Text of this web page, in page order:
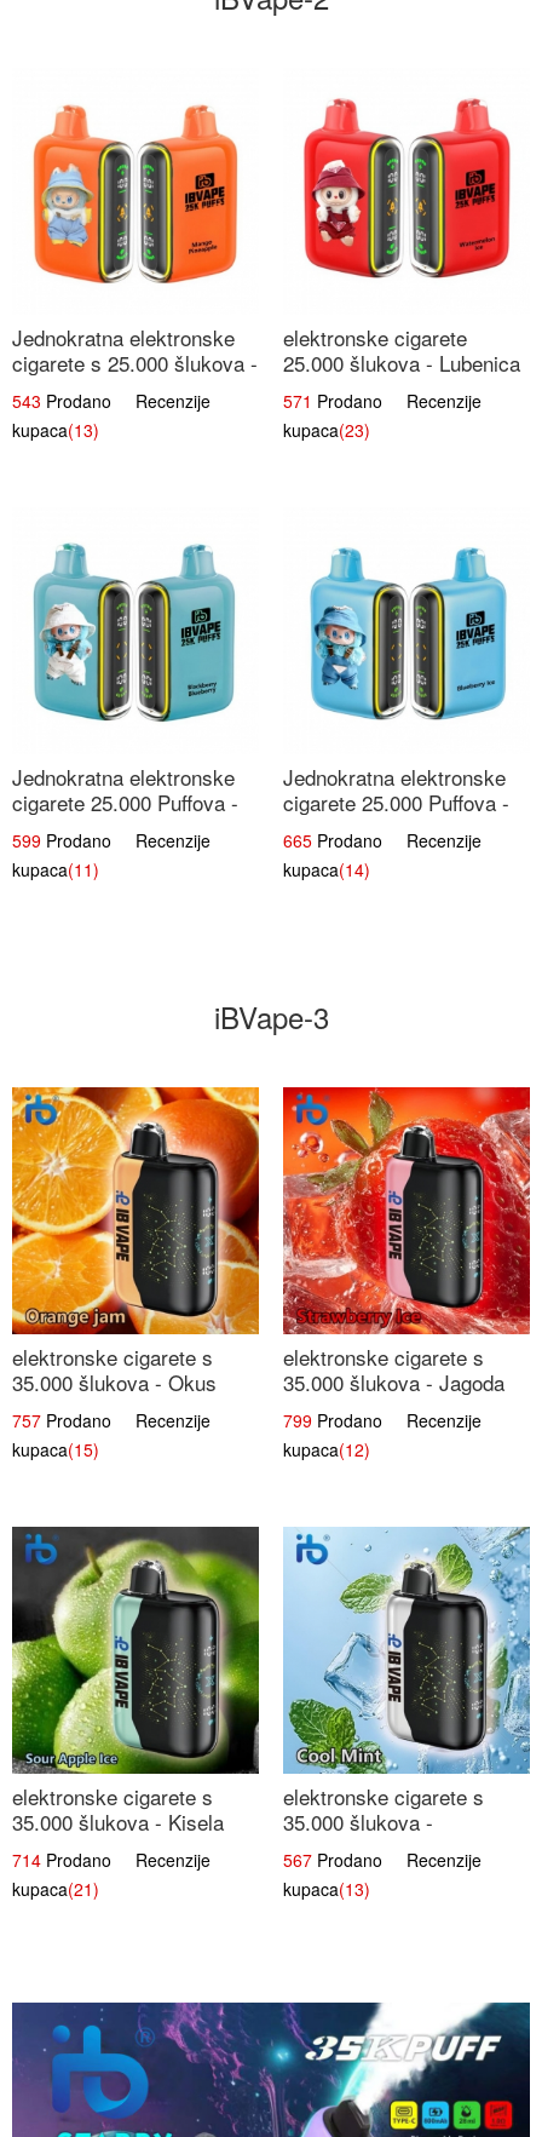
Jednokratna elektronske
cigarete s 25.000 šlukova -
Mango & Ananas |
Egzotična Voćna
Mješavina
543 Prodano Recenzije
kupaca(13)
elektronske cigarete
25.000 šlukova - Lubenica
Led | Osježavajući Ljetni
Okus
571 Prodano Recenzije
kupaca(23)
Jednokratna elektronske
cigarete 25.000 Puffova -
Kupina & Borovnica |
Šumska Voćna Mješavina
599 Prodano Recenzije
kupaca(11)
Jednokratna elektronske
cigarete 25.000 Puffova -
Jagodni Sladoled |
Kremasta Slatka Okus
665 Prodano Recenzije
kupaca(14)
iBVape-3
elektronske cigarete s
35.000 šlukova - Okus
Narančinog Džema |
Dugotrajno Iskustvo
757 Prodano Recenzije
kupaca(15)
elektronske cigarete s
35.000 šlukova - Jagoda
Led | Ohladivši i
Osježavajući Okus
799 Prodano Recenzije
kupaca(12)
elektronske cigarete s
35.000 šlukova - Kisela
Jabuka Led | Osježavajući
Kiselo-Slatki Okus
714 Prodano Recenzije
kupaca(21)
elektronske cigarete s
35.000 šlukova -
Osježavajući Mentol |
Čista i Svježa Okus
567 Prodano Recenzije
kupaca(13)